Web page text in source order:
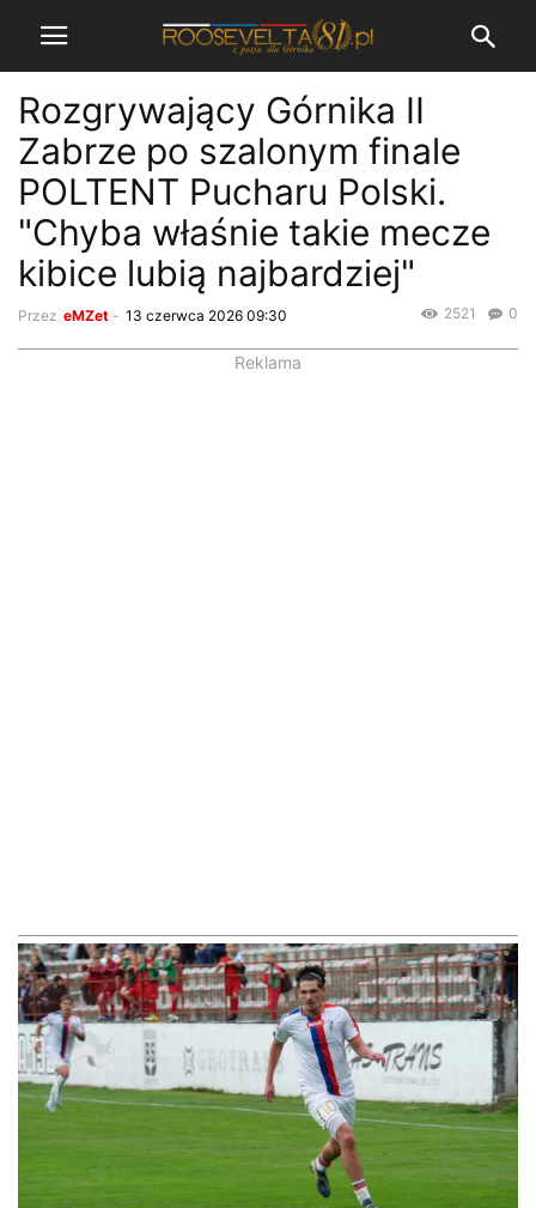
Rozgrywający Górnika II
Zabrze po szalonym finale
POLTENT Pucharu Polski.
"Chyba właśnie takie mecze
kibice lubią najbardziej"
Przez eMZet - 13 czerwca 2026 09:30 0
2521